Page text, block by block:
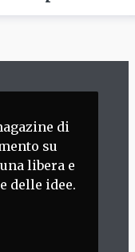
di
su
libera e
delle idee.